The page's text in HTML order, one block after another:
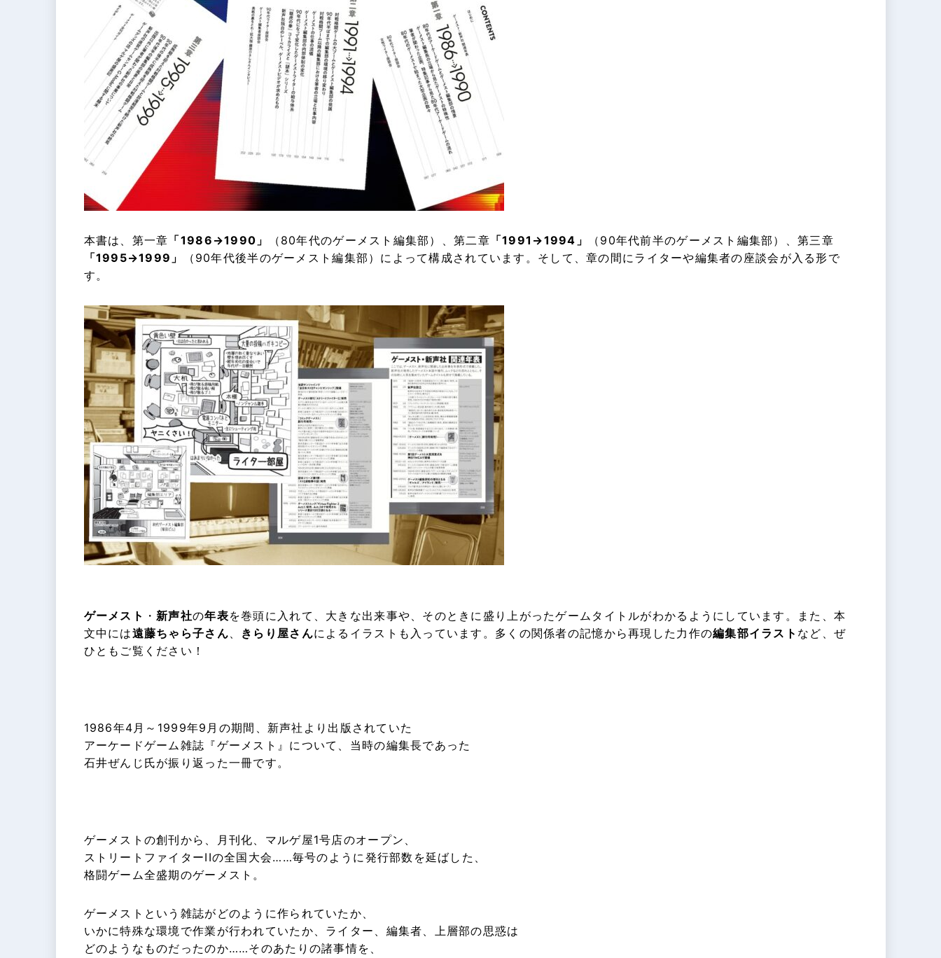
本書は、第一章 「1986→1990」 （80年代のゲーメスト編集部）、第二章 「1991→1994」
（90年代前半のゲーメスト編集部）、第三章
「1995→1999」
（90年代後半のゲーメスト編集部）によって構成されています。そして、章の間にライターや編集者の座談会が入る形で
す。
ゲーメスト ・新声社の年表を巻頭に入れて、大きな出来事や、そのときに盛り上がったゲームタイトルがわかるようにしています。また、本
文中には遠藤ちゃら子さん、 きらり屋さんによるイラストも入っています。多くの関係者の記憶から再現した力作の編集部イラスト など、ぜ
ひともご覧ください！
1986年4月～1999年9月の期間、新声社より出版されていた
アーケードゲーム雑誌『ゲーメスト』について、当時の編集長であった
石井ぜんじ氏が振り返った一冊です。
ゲーメストの創刊から、月刊化、マルゲ屋1号店のオープン、
ストリートファイターIIの全国大会……毎号のように発行部数を延ばした、
格闘ゲーム全盛期のゲーメスト。
ゲーメストという雑誌がどのように作られていたか、
いかに特殊な環境で作業が行われていたか、ライター、編集者、上層部の思惑は
どのようなものだったのか……そのあたりの諸事情を、